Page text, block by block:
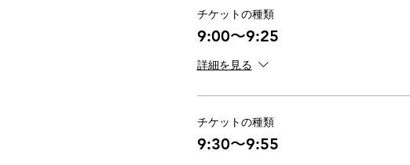
◎撮影場所：岡崎市乙川沿い河津桜並
◎撮影日程：03/06(水)
◎撮影料金：7,000円
※兄弟１人追加ごとに＋1,000円（追
◎お渡し内容
写真15カット
チケットの種類
9:00〜9:25
詳細を見る
チケットの種類
9:30〜9:55